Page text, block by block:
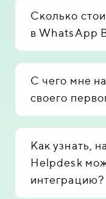
Сколько
в WhatsApp
С чего мне
своего
Как узнать,
Helpdesk
интеграцию?